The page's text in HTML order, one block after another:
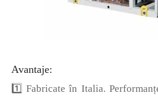
Avantaje:
1️⃣ Fabricate în Italia.